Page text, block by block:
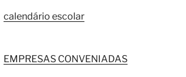
calendário escolar
EMPRESAS CONVENIADAS